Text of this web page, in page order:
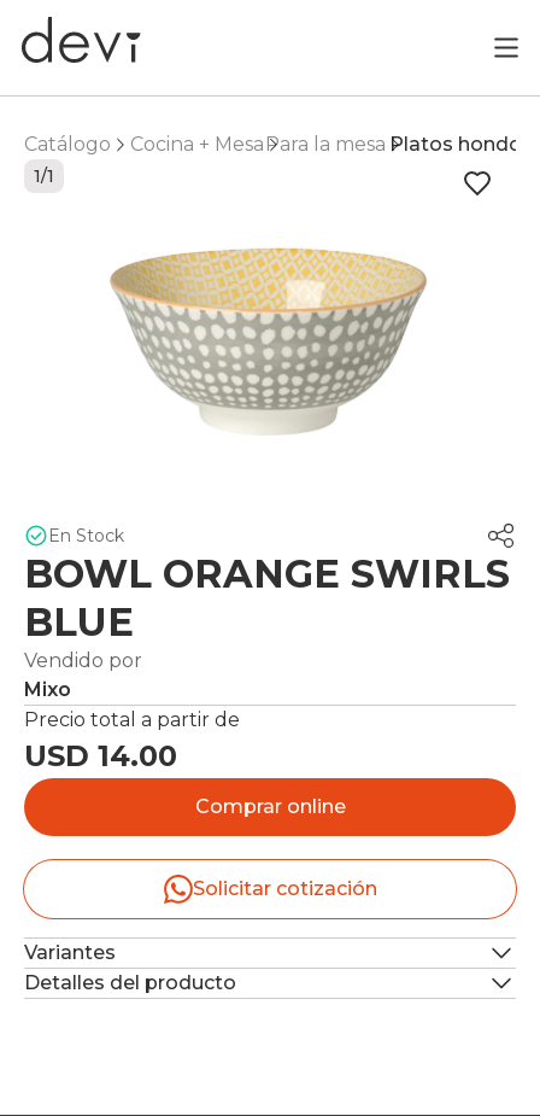
Catálogo Cocina + Mesa Para la mesa Platos hondos
1/1
En Stock
BOWL ORANGE SWIRLS
BLUE
Vendido por
Mixo
Precio total a partir de
USD 14.00
Comprar online
Solicitar cotización
Variantes
Detalles del producto